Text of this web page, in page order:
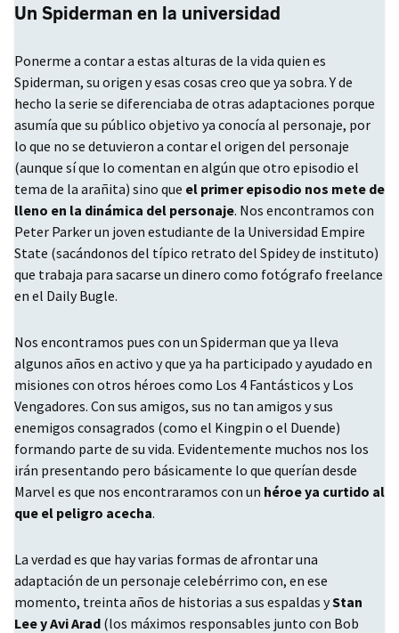
Un Spiderman en la universidad
Ponerme a contar a estas alturas de la vida quien es
Spiderman, su origen y esas cosas creo que ya sobra. Y de
hecho la serie se diferenciaba de otras adaptaciones porque
asumía que su público objetivo ya conocía al personaje, por
lo que no se detuvieron a contar el origen del personaje
(aunque sí que lo comentan en algún que otro episodio el
tema de la arañita) sino que el primer episodio nos mete de
lleno en la dinámica del personaje. Nos encontramos con
Peter Parker un joven estudiante de la Universidad Empire
State (sacándonos del típico retrato del Spidey de instituto)
que trabaja para sacarse un dinero como fotógrafo freelance
en el Daily Bugle.
Nos encontramos pues con un Spiderman que ya lleva
algunos años en activo y que ya ha participado y ayudado en
misiones con otros héroes como Los 4 Fantásticos y Los
Vengadores. Con sus amigos, sus no tan amigos y sus
enemigos consagrados (como el Kingpin o el Duende)
formando parte de su vida. Evidentemente muchos nos los
irán presentando pero básicamente lo que querían desde
Marvel es que nos encontraramos con un héroe ya curtido al
que el peligro acecha.
La verdad es que hay varias formas de afrontar una
adaptación de un personaje celebérrimo con, en ese
momento, treinta años de historias a sus espaldas yStan
Lee y Avi Arad (los máximos responsables junto con Bob